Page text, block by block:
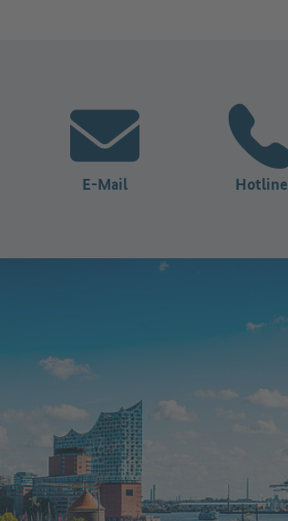
E-Mail Hotline